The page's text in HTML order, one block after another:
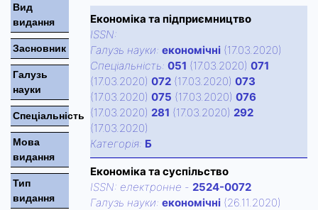
Вид
видання
Засновник
Галузь
науки
Спецiальнiсть
Мова
видання
Тип
видання
Економіка та підприємництво
ISSN:
Галузь науки: економічні (17.03.2020)
Спецiальнiсть: 051 (17.03.2020) 071
(17.03.2020) 072 (17.03.2020) 073
(17.03.2020) 075 (17.03.2020) 076
(17.03.2020) 281 (17.03.2020) 292
(17.03.2020)
Категорiя: Б
Економіка та суспільство
ISSN: електронне - 2524-0072
Галузь науки: економічні (26.11.2020)